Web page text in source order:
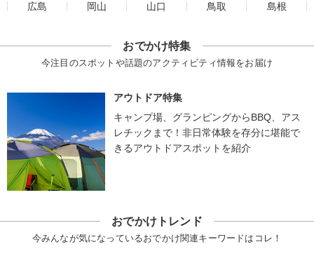
広島
岡山 山口 鳥取 島根
おでかけ特集
今注目のスポットや話題のアクティビティ情報をお届け
アウトドア特集
キャンプ場、グランピングからBBQ、アス
レチックまで！非日常体験を存分に堪能で
きるアウトドアスポットを紹介
おでかけトレンド
今みんなが気になっているおでかけ関連キーワードはコレ！